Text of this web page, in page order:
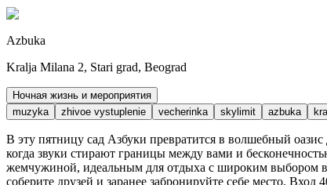
Azbuka
Kralja Milana 2, Stari grad, Beograd
Ночная жизнь и мероприятия
muzyka
zhivoe vystuplenie vecherinka skylimit azbuka
В эту пятницу сад Азбуки превратится в волшебный
когда звуки стирают границы между вами и
жемчужиной, идеальным для отдыха с широким выбором
соберите друзей и заранее забронируйте себе место.